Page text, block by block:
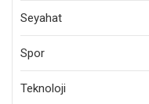
Seyahat
Spor
Teknoloji